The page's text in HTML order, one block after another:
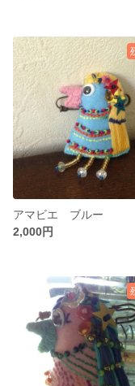
アマビエ ブルー
2,000円